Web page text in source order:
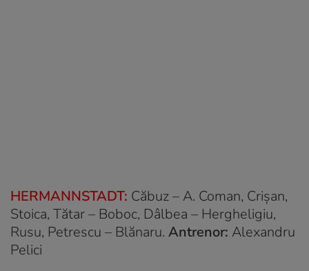
HERMANNSTADT: Căbuz – A. Coman, Crișan,
Stoica, Tătar – Boboc, Dâlbea – Hergheligiu,
Rusu, Petrescu – Blănaru. Antrenor: Alexandru
Pelici